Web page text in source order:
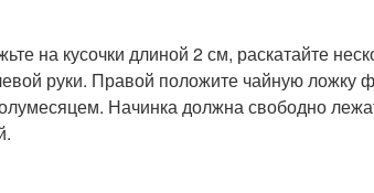
на кусочки длиной 2 см, раскатайте
руки. Правой положите чайную ложку
Начинка должна свободно